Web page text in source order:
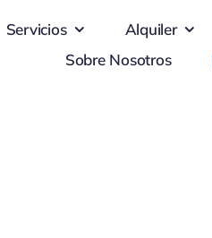
Servicios Alquiler
Sobre Nosotros